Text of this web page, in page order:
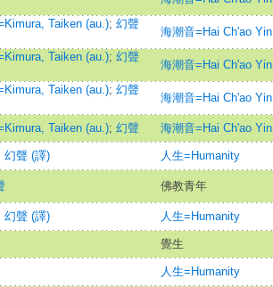
Taiken (au.); 幻聲
海潮音=Hai Ch'ao Yin
Taiken (au.); 幻聲
海潮音=Hai Ch'ao Yin
Taiken (au.); 幻聲
海潮音=Hai Ch'ao Yin
Taiken (au.); 幻聲 海潮音=Hai Ch'ao Yin
幻聲 (譯) 人生=Humanity
佛教青年
幻聲 (譯) 人生=Humanity
覺生
人生=Humanity